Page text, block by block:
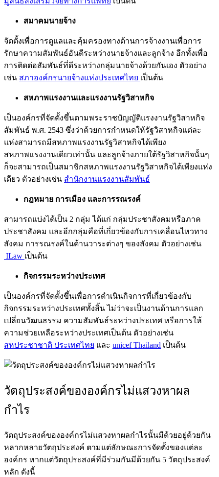
สมาคมนายจ้าง
จัดตั้งเพื่อการดูแลและคุ้มครองทางด้านการจ้างงานเพื่อการ
รักษาความสัมพันธ์อันดีระหว่างนายจ้างและลูกจ้าง อีกทั้งเพื่อ
การติดต่อสัมพันธ์ที่ดีระหว่างกลุ่มนายจ้างด้วยกันเอง ตัวอย่าง
เช่น สภาองค์กรนายจ้างแห่งประเทศไทย เป็นต้น
สหภาพแรงงานและแรงงานรัฐวิสาหกิจ
เป็นองค์กรที่จัดตั้งขึ้นตามพระราชบัญญัติแรงงานรัฐวิสาหกิจ
สัมพันธ์ พ.ศ. 2543 ซึ่งว่าด้วยการกำหนดให้รัฐวิสาหกิจแต่ละ
แห่งสามารถมีสหภาพแรงงานรัฐวิสาหกิจได้เพียง
สหภาพแรงงานเดียวเท่านั้น และลูกจ้างภายใต้รัฐวิสาหกิจนั้นๆ
ก็จะสามารถเป็นสมาชิกสหภาพแรงงานรัฐวิสาหกิจได้เพียงแห่ง
เดียว ตัวอย่างเช่น สำนักงานแรงงานสัมพันธ์
กฎหมาย การเมือง และการรณรงค์
สามารถแบ่งได้เป็น 2 กลุ่ม ได้แก่ กลุ่มประชาสังคมหรือภาค
ประชาสังคม และอีกกลุ่มคือที่เกี่ยวข้องกับการเคลื่อนไหวทาง
สังคม การรณรงค์ในด้านวาระต่างๆ ของสังคม ตัวอย่างเช่น
ILaw เป็นต้น
กิจกรรมระหว่างประเทศ
เป็นองค์กรที่จัดตั้งขึ้นเพื่อการดำเนินกิจการที่เกี่ยวข้องกับ
กิจกรรมระหว่างประเทศทั้งสิ้น ไม่ว่าจะเป็นงานด้านการแลก
เปลี่ยนวัฒนธรรม ความสัมพันธ์ระหว่างประเทศ หรือการให้
ความช่วยเหลือระหว่างประเทศเป็นต้น ตัวอย่างเช่น
สหประชาชาติ ประเทศไทย และ unicef Thailand เป็นต้น
วัตถุประสงค์ขององค์กรไม่แสวงหาผล
กำไร
วัตถุประสงค์ขององค์กรไม่แสวงหาผลกำไรนั้นมีด้วยอยู่ด้วยกัน
หลากหลายวัตถุประสงค์ ตามแต่ลักษณะการจัดตั้งของแต่ละ
องค์กร หากแต่วัตถุประสงค์ที่มีร่วมกันมีด้วยกัน 5 วัตถุประสงค์
หลัก ดังนี้